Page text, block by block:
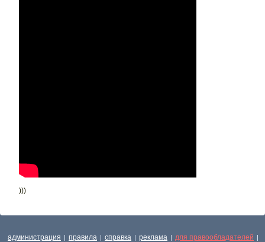
)))
администрация | правила | справка | реклама | для правообладателей |